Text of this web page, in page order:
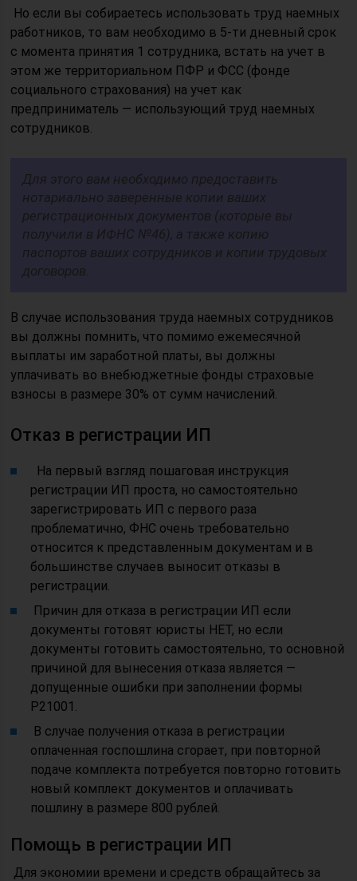
Но если вы собираетесь использовать труд наемных
работников, то вам необходимо в 5-ти дневный срок
с момента принятия 1 сотрудника, встать на учет в
этом же территориальном ПФР и ФСС (фонде
социального страхования) на учет как
предприниматель — использующий труд наемных
сотрудников.
Для этого вам необходимо предоставить
нотариально заверенные копии ваших
регистрационных документов (которые вы
получили в ИФНС №46), а также копию
паспортов ваших сотрудников и копии трудовых
договоров.
В случае использования труда наемных сотрудников
вы должны помнить, что помимо ежемесячной
выплаты им заработной платы, вы должны
уплачивать во внебюджетные фонды страховые
взносы в размере 30% от сумм начислений.
Отказ в регистрации ИП
На первый взгляд пошаговая инструкция
регистрации ИП проста, но самостоятельно
зарегистрировать ИП с первого раза
проблематично, ФНС очень требовательно
относится к представленным документам и в
большинстве случаев выносит отказы в
регистрации.
Причин для отказа в регистрации ИП если
документы готовят юристы НЕТ, но если
документы готовить самостоятельно, то основной
причиной для вынесения отказа является —
допущенные ошибки при заполнении формы
Р21001.
В случае получения отказа в регистрации
оплаченная госпошлина сгорает, при повторной
подаче комплекта потребуется повторно готовить
новый комплект документов и оплачивать
пошлину в размере 800 рублей.
Помощь в регистрации ИП
Для экономии времени и средств обращайтесь за